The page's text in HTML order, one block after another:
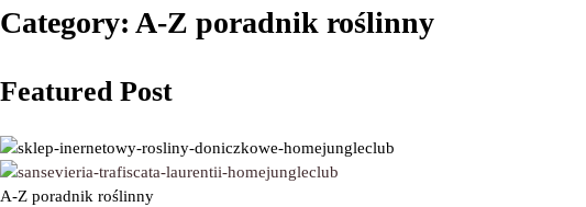
Category: A-Z poradnik roślinny
Featured Post
A-Z poradnik roślinny